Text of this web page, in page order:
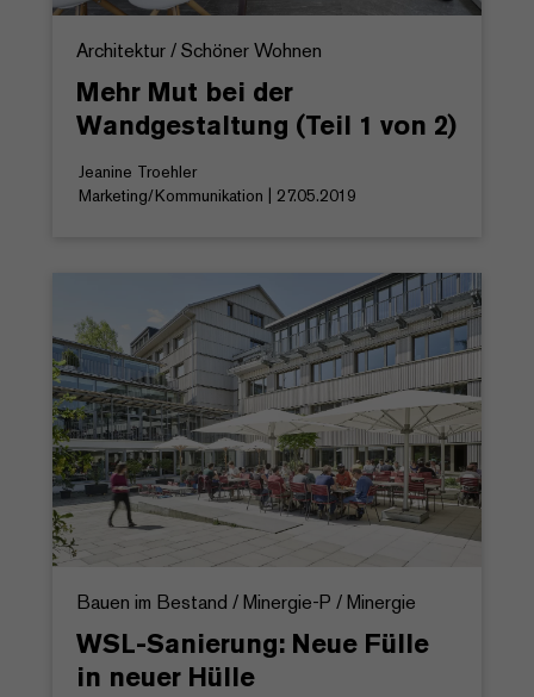
Architektur / Schöner Wohnen
Mehr Mut bei der
Wandgestaltung (Teil 1 von 2)
Jeanine Troehler
Marketing/Kommunikation | 27.05.2019
Bauen im Bestand / Minergie-P / Minergie
WSL-Sanierung: Neue Fülle
in neuer Hülle